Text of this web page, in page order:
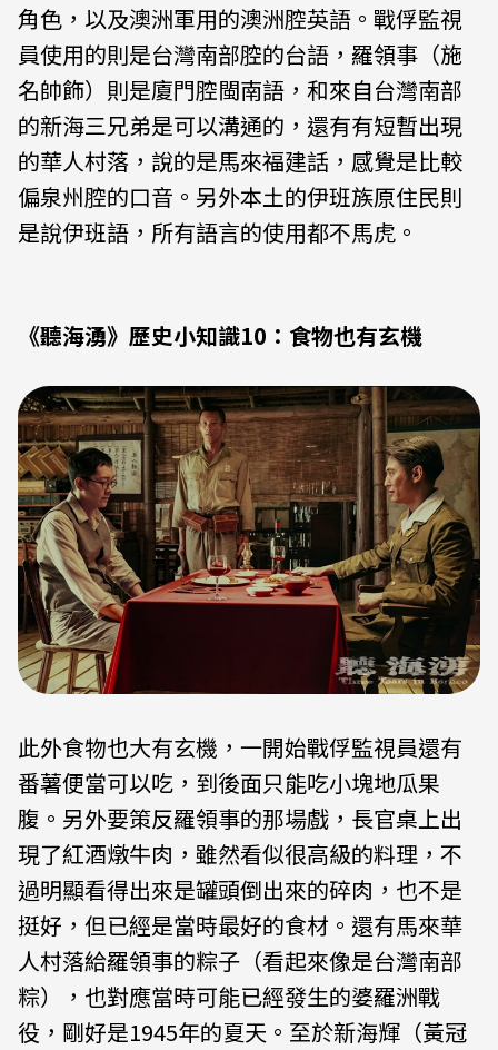
角色，以及澳洲軍用的澳洲腔英語。戰俘監視
員使用的則是台灣南部腔的台語，羅領事（施
名帥飾）則是廈門腔閩南語，和來自台灣南部
的新海三兄弟是可以溝通的，還有有短暫出現
的華人村落，說的是馬來福建話，感覺是比較
偏泉州腔的口音。另外本土的伊班族原住民則
是說伊班語，所有語言的使用都不馬虎。
《聽海湧》歷史小知識10：食物也有玄機
此外食物也大有玄機，一開始戰俘監視員還有
番薯便當可以吃，到後面只能吃小塊地瓜果
腹。另外要策反羅領事的那場戲，長官桌上出
現了紅酒燉牛肉，雖然看似很高級的料理，不
過明顯看得出來是罐頭倒出來的碎肉，也不是
挺好，但已經是當時最好的食材。還有馬來華
人村落給羅領事的粽子（看起來像是台灣南部
粽），也對應當時可能已經發生的婆羅洲戰
役，剛好是1945年的夏天。至於新海輝（黃冠